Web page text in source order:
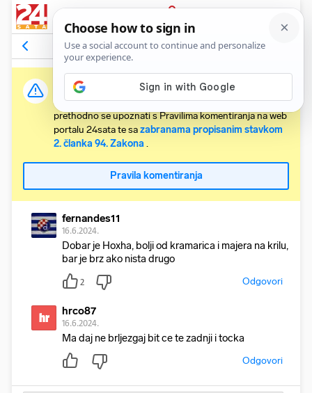
PRIJAVA
Komentari2 Relevantni
Važna obavijest:
Svaki korisnik koji želi komentirati članke obvezan je
prethodno se upoznati s Pravilima komentiranja na web
portalu 24sata te sazabranama propisanim stavkom
2. članka 94. Zakona .
Pravila komentiranja
fernandes11
16.6.2024.
Dobar je Hoxha, bolji od kramarica i majera na krilu,
bar je brz ako nista drugo
2 Odgovori
hr hrco87
16.6.2024.
Ma daj ne brljezgaj bit ce te zadnji i tocka
Odgovori